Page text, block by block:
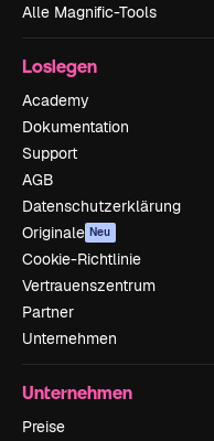
Alle Magnific-Tools
Loslegen
Academy
Dokumentation
Support
AGB
Datenschutzerklärung
Originale Neu
Cookie-Richtlinie
Vertrauenszentrum
Partner
Unternehmen
Unternehmen
Preise